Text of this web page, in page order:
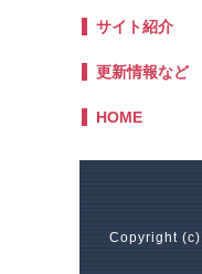
サイト紹介
更新情報など
HOME
Copyright